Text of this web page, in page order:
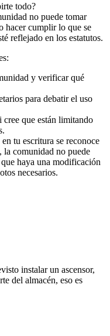
todo?
no puede tomar
hacer cumplir lo que se
reflejado en los estatutos.
y verificar qué
para debatir el uso
que están limitando
tu escritura se reconoce
la comunidad no puede
haya una modificación
necesarios.
instalar un ascensor,
del almacén, eso es